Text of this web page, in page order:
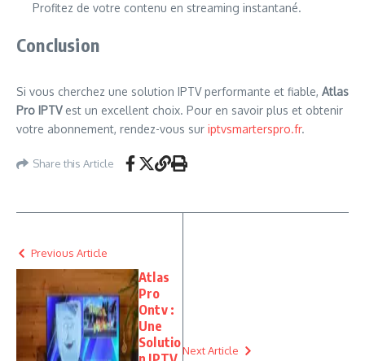
Profitez de votre contenu en streaming instantané.
Conclusion
Si vous cherchez une solution IPTV performante et fiable, Atlas
Pro IPTVest un excellent choix. Pour en savoir plus et obtenir
votre abonnement, rendez-vous sur iptvsmarterspro.fr.
Share this Article
Previous Article
Atlas
Pro
Ontv :
Une
SolutioNext Article